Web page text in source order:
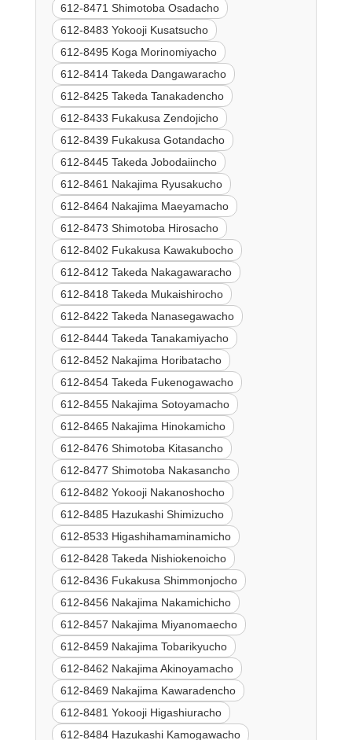
612-8471 Shimotoba Osadacho
612-8483 Yokooji Kusatsucho
612-8495 Koga Morinomiyacho
612-8414 Takeda Dangawaracho
612-8425 Takeda Tanakadencho
612-8433 Fukakusa Zendojicho
612-8439 Fukakusa Gotandacho
612-8445 Takeda Jobodaiincho
612-8461 Nakajima Ryusakucho
612-8464 Nakajima Maeyamacho
612-8473 Shimotoba Hirosacho
612-8402 Fukakusa Kawakubocho
612-8412 Takeda Nakagawaracho
612-8418 Takeda Mukaishirocho
612-8422 Takeda Nanasegawacho
612-8444 Takeda Tanakamiyacho
612-8452 Nakajima Horibatacho
612-8454 Takeda Fukenogawacho
612-8455 Nakajima Sotoyamacho
612-8465 Nakajima Hinokamicho
612-8476 Shimotoba Kitasancho
612-8477 Shimotoba Nakasancho
612-8482 Yokooji Nakanoshocho
612-8485 Hazukashi Shimizucho
612-8533 Higashihamaminamicho
612-8428 Takeda Nishiokenoicho
612-8436 Fukakusa Shimmonjocho
612-8456 Nakajima Nakamichicho
612-8457 Nakajima Miyanomaecho
612-8459 Nakajima Tobarikyucho
612-8462 Nakajima Akinoyamacho
612-8469 Nakajima Kawaradencho
612-8481 Yokooji Higashiuracho
612-8484 Hazukashi Kamogawacho